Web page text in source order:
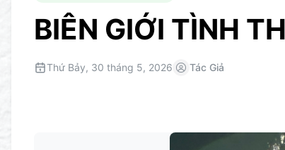
BIÊN GIỚI TÌNH
Thứ Bảy, 30 tháng 5, 2026 Tác Giả